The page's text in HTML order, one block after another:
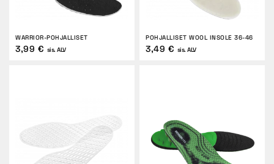
WARRIOR-POHJALLISET
3,99 € sis. ALV
POHJALLISET WOOL INSOLE 36-46
3,49 € sis. ALV